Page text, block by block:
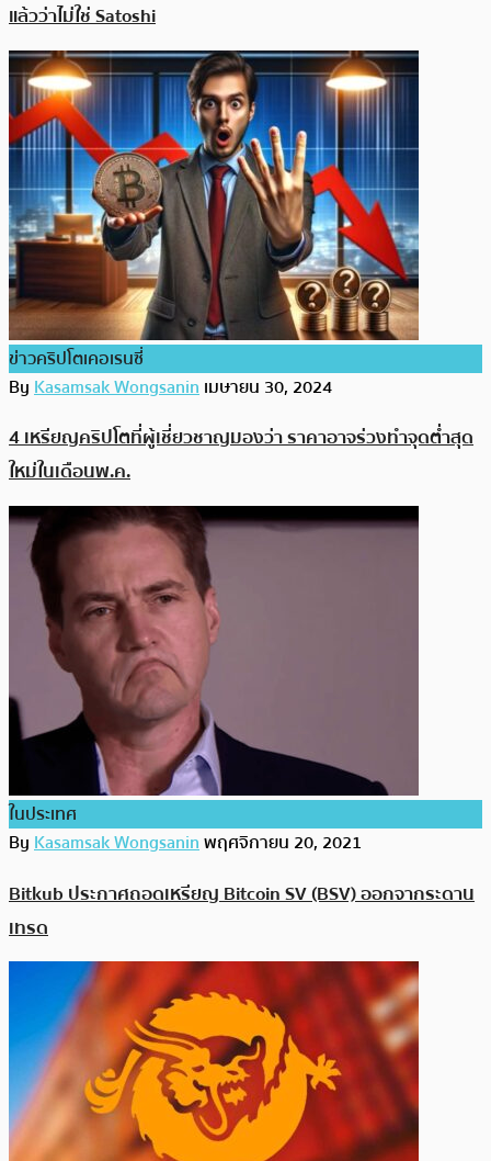
แล้วว่าไม่ใช่ Satoshi
ข่าวคริปโตเคอเรนซี่
ByKasamsak Wongsaninเมษายน 30, 2024
4 เหรียญคริปโตที่ผู้เชี่ยวชาญมองว่า ราคาอาจร่วงทำจุดต่ำสุด
ใหม่ในเดือนพ.ค.
ในประเทศ
ByKasamsak Wongsaninพฤศจิกายน 20, 2021
Bitkub ประกาศถอดเหรียญ Bitcoin SV (BSV) ออกจากระดาน
เทรด